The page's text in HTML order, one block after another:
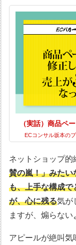
（実話）商品ペ
ECコンサル坂本の
ネットショップ
賛の嵐！」みたい
も、上手な構成で
が、心に残る気が
ますが、煽らない
アピールが絶叫気